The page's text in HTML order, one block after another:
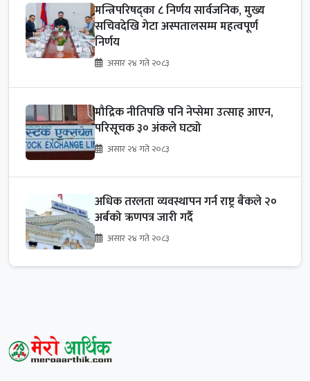
मन्त्रिपरिषद्का ८ निर्णय सार्वजनिक, मुख्य
सचिवदेखि गेटा अस्पतालसम्म महत्वपूर्ण
निर्णय
असार २४ गते २०८३
मौद्रिक नीतिपछि पनि नेप्सेमा उत्साह आएन,
परिसूचक ३० अंकले घट्यो
असार २४ गते २०८३
अधिक तरलता व्यवस्थापन गर्न राष्ट्र बैंकले २०
अर्बको ऋणपत्र जारी गर्दै
असार २४ गते २०८३